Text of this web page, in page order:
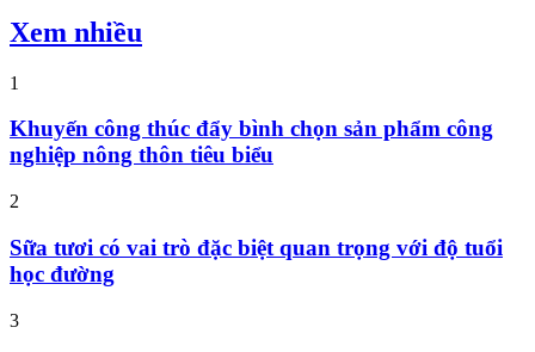
Xem nhiều
1
Khuyến công thúc đẩy bình chọn sản phẩm công
nghiệp nông thôn tiêu biểu
2
Sữa tươi có vai trò đặc biệt quan trọng với độ tuổi
học đường
3